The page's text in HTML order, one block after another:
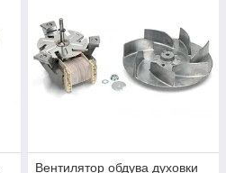
Вентилятор обдува духовки